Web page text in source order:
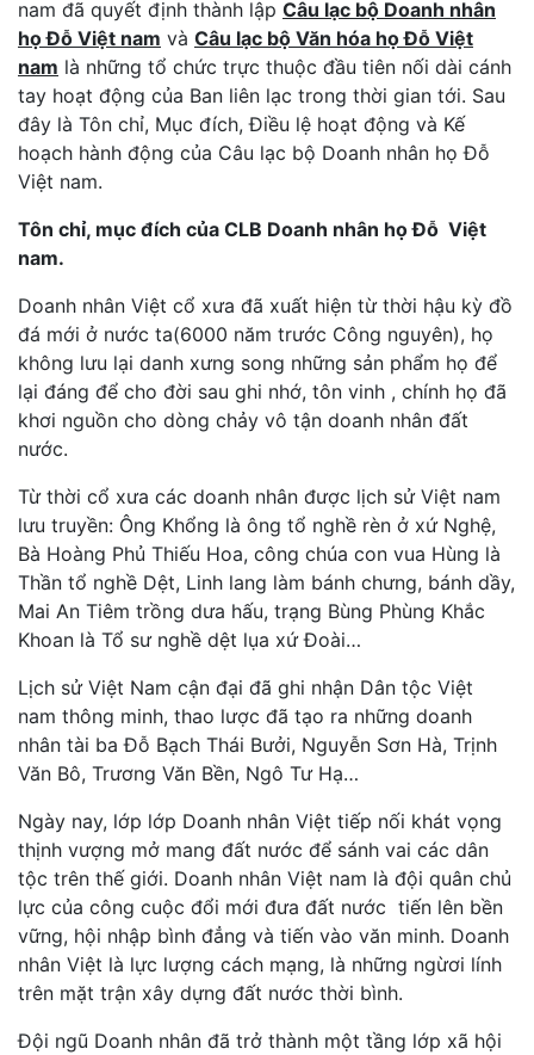
nam đã quyết định thành lập Câu lạc bộ Doanh nhân
họ Đỗ Việt nam và Câu lạc bộ Văn hóa họ Đỗ Việt
nam là những tổ chức trực thuộc đầu tiên nối dài cánh
tay hoạt động của Ban liên lạc trong thời gian tới. Sau
đây là Tôn chỉ, Mục đích, Điều lệ hoạt động và Kế
hoạch hành động của Câu lạc bộ Doanh nhân họ Đỗ
Việt nam.
Tôn chỉ, mục đích của CLB Doanh nhân họ Đỗ Việt
nam.
Doanh nhân Việt cổ xưa đã xuất hiện từ thời hậu kỳ đồ
đá mới ở nước ta(6000 năm trước Công nguyên), họ
không lưu lại danh xưng song những sản phẩm họ để
lại đáng để cho đời sau ghi nhớ, tôn vinh , chính họ đã
khơi nguồn cho dòng chảy vô tận doanh nhân đất
nước.
Từ thời cổ xưa các doanh nhân được lịch sử Việt nam
lưu truyền: Ông Khổng là ông tổ nghề rèn ở xứ Nghệ,
Bà Hoàng Phủ Thiếu Hoa, công chúa con vua Hùng là
Thần tổ nghề Dệt, Linh lang làm bánh chưng, bánh dầy,
Mai An Tiêm trồng dưa hấu, trạng Bùng Phùng Khắc
Khoan là Tổ sư nghề dệt lụa xứ Đoài…
Lịch sử Việt Nam cận đại đã ghi nhận Dân tộc Việt
nam thông minh, thao lược đã tạo ra những doanh
nhân tài ba Đỗ Bạch Thái Bưởi, Nguyễn Sơn Hà, Trịnh
Văn Bô, Trương Văn Bền, Ngô Tư Hạ…
Ngày nay, lớp lớp Doanh nhân Việt tiếp nối khát vọng
thịnh vượng mở mang đất nước để sánh vai các dân
tộc trên thế giới. Doanh nhân Việt nam là đội quân chủ
lực của công cuộc đổi mới đưa đất nước tiến lên bền
vững, hội nhập bình đẳng và tiến vào văn minh. Doanh
nhân Việt là lực lượng cách mạng, là những ngừơi lính
trên mặt trận xây dựng đất nước thời bình.
Đội ngũ Doanh nhân đã trở thành một tầng lớp xã hội